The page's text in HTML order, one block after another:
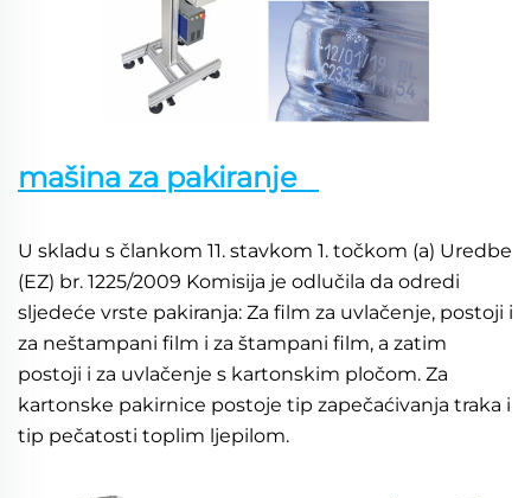
mašina za pakiranje
U skladu s člankom 11. stavkom 1. točkom (a) Uredbe
(EZ) br. 1225/2009 Komisija je odlučila da odredi
sljedeće vrste pakiranja: Za film za uvlačenje, postoji i
za neštampani film i za štampani film, a zatim
postoji i za uvlačenje s kartonskim pločom. Za
kartonske pakirnice postoje tip zapečaćivanja traka i
tip pečatosti toplim ljepilom.